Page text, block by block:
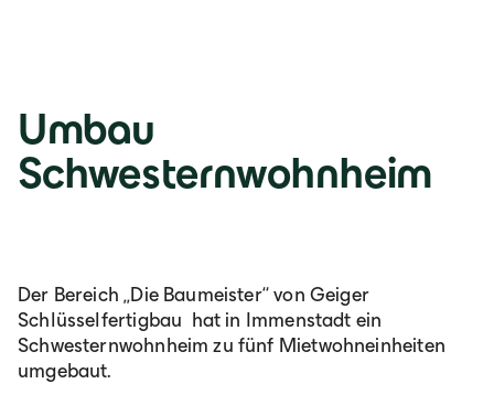
Umbau
Schwesternwohnheim
Der Bereich „Die Baumeister“ von Geiger
Schlüsselfertigbau hat in Immenstadt ein
Schwesternwohnheim zu fünf Mietwohneinheiten
umgebaut.